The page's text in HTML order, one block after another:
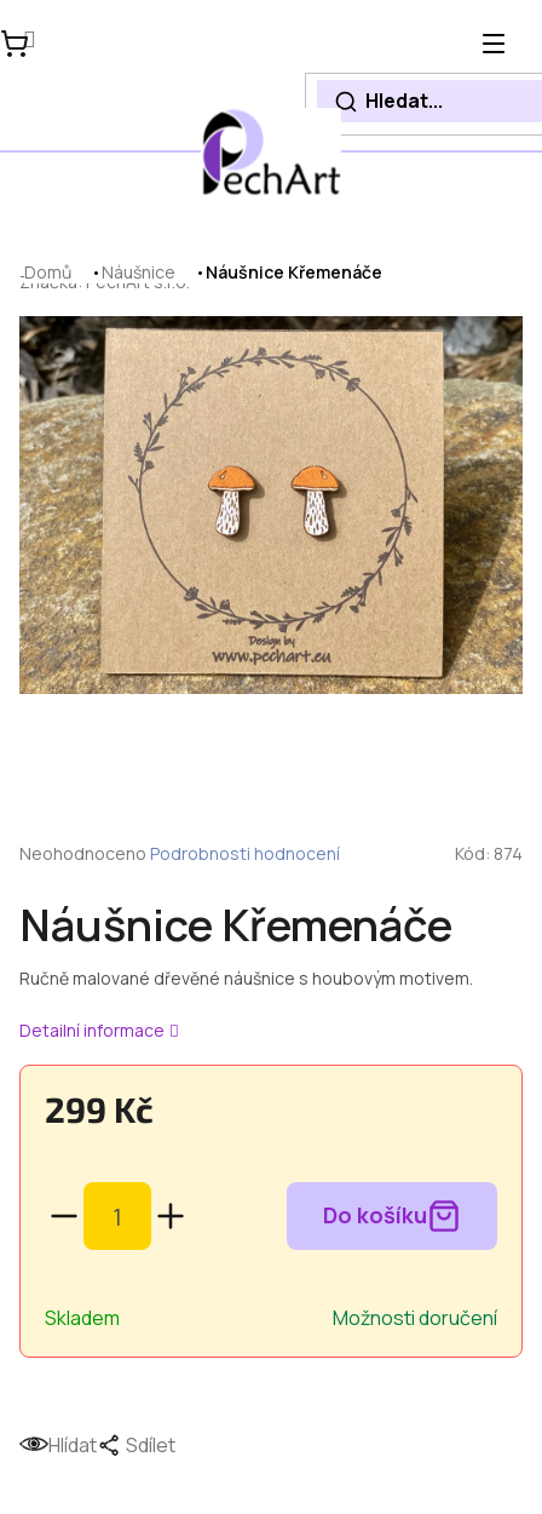
na
obsah
Domů Náušnice Náušnice Křemenáče
Značka: PechArt s.r.o.
Náušnice Křemenáče
Ručně malované dřevěné náušnice s houbovým motivem.
Detailní informace
Hlídat Sdílet
299 Kč
Skladem Možnosti doručení
Průměrné
je
0,0
z
5
Neohodnoceno Podrobnosti hodnocení Kód: 874